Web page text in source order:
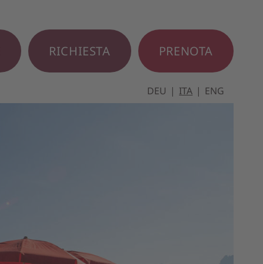
RICHIESTA PRENOTA
DEU ITA ENG